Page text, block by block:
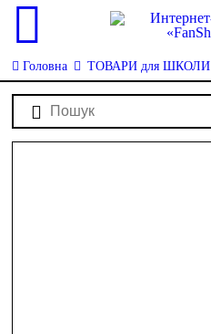
Головна ТОВАРИ для ШКОЛИ